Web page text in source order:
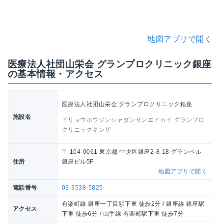
地図アプリで開く
医療法人社団山栄会 グランプロクリニック銀座
の基本情報・アクセス
施設名
医療法人社団山栄会 グランプロクリニック銀座
イリョウホウジンシャダンサンエイカイ グランプロ
クリニックギンザ
住所
〒 104-0061 東京都 中央区銀座2-8-18 グランベル
銀座ビル5F
地図アプリで開く
電話番号 03-3538-5825
アクセス
有楽町線 銀座一丁目駅下車 徒歩2分 / 銀座線 銀座駅
下車 徒歩6分 / 山手線 有楽町駅下車 徒歩7分